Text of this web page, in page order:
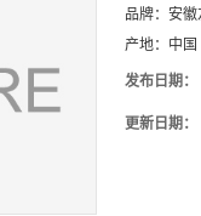
品牌： 安徽
产地： 中国
发布日期：
更新日期：